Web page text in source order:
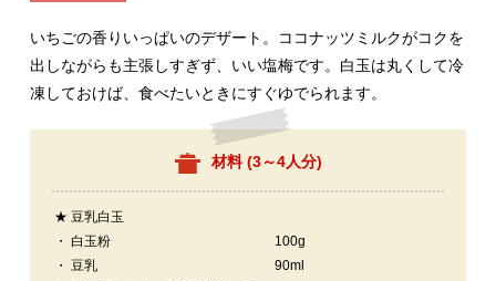
いちごの香りいっぱいのデザート。ココナッツミルクがコクを
出しながらも主張しすぎず、いい塩梅です。白玉は丸くして冷
凍しておけば、食べたいときにすぐゆでられます。
材料 (3～4人分)
★ 豆乳白玉
・ 白玉粉
100g
・ 豆乳
90ml